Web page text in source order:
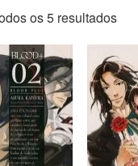
os 5 resultados